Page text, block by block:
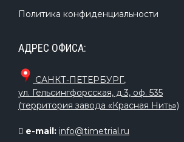
Политика конфиденциальности
АДРЕС ОФИСА:
САНКТ-ПЕТЕРБУРГ,
ул. Гельсингфорсская, д.3, оф. 535
(территория завода «Красная Нить»)
e-mail: info@timetrial.ru